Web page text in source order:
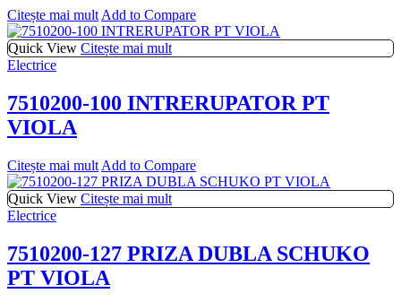
Citește mai mult Add to Compare
Quick View Citește mai mult
Electrice
7510200-100 INTRERUPATOR PT
VIOLA
Citește mai mult Add to Compare
Quick View Citește mai mult
Electrice
7510200-127 PRIZA DUBLA SCHUKO
PT VIOLA